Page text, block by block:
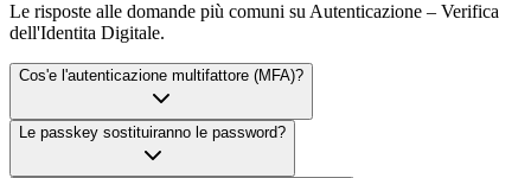
Le risposte alle domande più comuni su Autenticazione – Verifica
dell'Identita Digitale.
Cos'e l'autenticazione multifattore (MFA)?
Le passkey sostituiranno le password?